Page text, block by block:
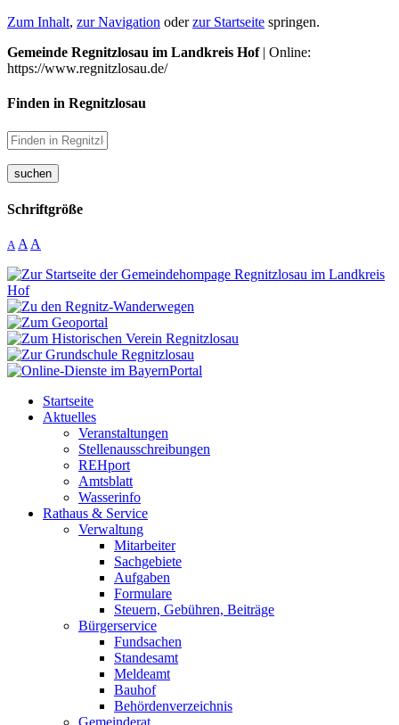
Zum Inhalt, zur Navigation oderzur Startseite springen.
Gemeinde Regnitzlosau im Landkreis Hof| Online:
https://www.regnitzlosau.de/
Finden in Regnitzlosau
suchen
Schriftgröße
A A A
Startseite
Aktuelles
Veranstaltungen
Stellenausschreibungen
REHport
Amtsblatt
Wasserinfo
Rathaus & Service
Verwaltung
Mitarbeiter
Sachgebiete
Aufgaben
Formulare
Steuern, Gebühren, Beiträge
Bürgerservice
Fundsachen
Standesamt
Meldeamt
Bauhof
Behördenverzeichnis
Gemeinderat